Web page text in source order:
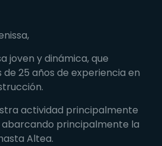
joven y dinámica, que
25 años de experiencia en
actividad principalmente
principalmente la
Altea.